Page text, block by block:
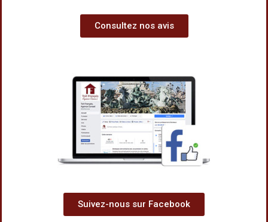
Consultez nos avis
Suivez-nous sur Facebook